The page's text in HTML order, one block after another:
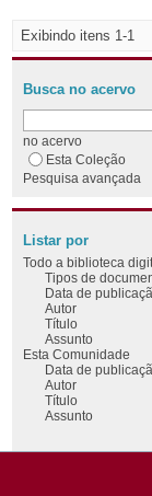
Exibindo itens 1-1
Busca no acervo
no acervo
Esta Coleção
Pesquisa avançada
Listar por
Todo a biblioteca
Tipos de
Data de
Autor
Título
Assunto
Esta Comunidade
Data de
Autor
Título
Assunto